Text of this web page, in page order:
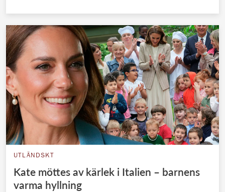
UTLÄNDSKT
Kate möttes av kärlek i Italien – barnens
varma hyllning